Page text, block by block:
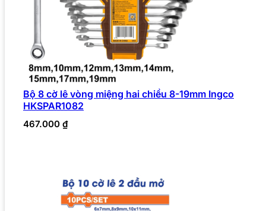
Bộ 8 cờ lê vòng miệng hai chiều 8-19mm Ingco
HKSPAR1082
467.000 ₫